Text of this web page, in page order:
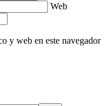
Web
y web en este navegador